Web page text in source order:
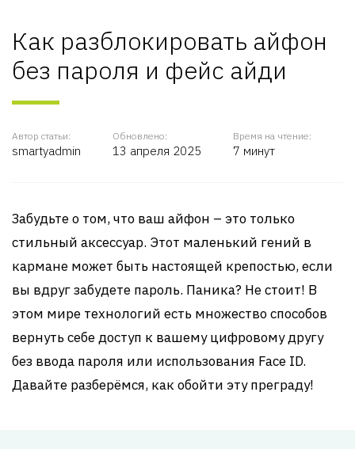
Как разблокировать айфон
без пароля и фейс айди
Автор статьи:
smartyadmin
Обновлено:
13 апреля 2025
Время на чтение:
7 минут
Забудьте о том, что ваш айфон – это только
стильный аксессуар. Этот маленький гений в
кармане может быть настоящей крепостью, если
вы вдруг забудете пароль. Паника? Не стоит! В
этом мире технологий есть множество способов
вернуть себе доступ к вашему цифровому другу
без ввода пароля или использования Face ID.
Давайте разберёмся, как обойти эту преграду!
и Шкафы-Купе